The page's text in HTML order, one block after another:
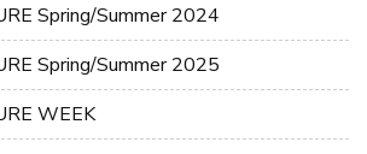
Spring/Summer 2024
Spring/Summer 2025
WEEK